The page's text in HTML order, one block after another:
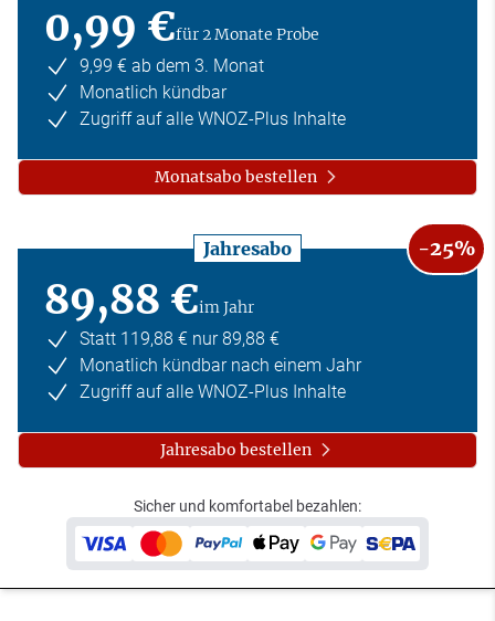
0,99 €für 2 Monate Probe
9,99 € ab dem 3. Monat
Monatlich kündbar
Zugriff auf alle WNOZ-Plus Inhalte
Monatsabo bestellen
Jahresabo -25%
89,88 €im Jahr
Statt 119,88 € nur 89,88 €
Monatlich kündbar nach einem Jahr
Zugriff auf alle WNOZ-Plus Inhalte
Jahresabo bestellen
Sicher und komfortabel bezahlen: